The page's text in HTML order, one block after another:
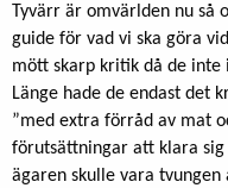
Tyvärr är omvärlden nu så
guide för vad vi ska göra
mött skarp kritik då de inte
Länge hade de endast det
”med extra förråd av mat
förutsättningar att klara
ägaren skulle vara tvungen